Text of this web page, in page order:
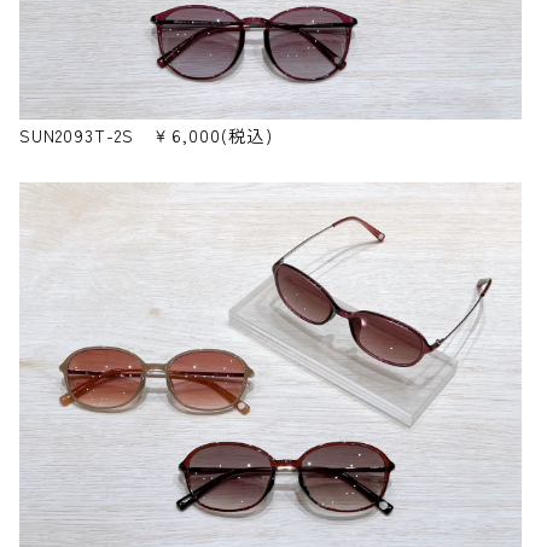
SUN2093T-2S ￥6,000(税込)